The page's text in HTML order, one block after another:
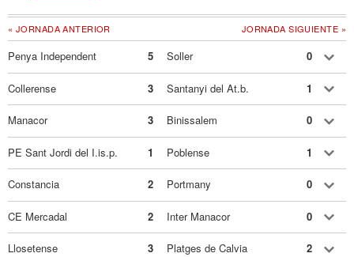
JORNADA SIGUIENTE »
« JORNADA ANTERIOR
Penya Independent 5 Soller 0
Collerense 3 Santanyi del At.b. 1
Manacor 3 Binissalem 0
PE Sant Jordi del I.is.p. 1 Poblense 1
Constancia 2 Portmany 0
CE Mercadal 2 Inter Manacor 0
Llosetense 3 Platges de Calvia 2